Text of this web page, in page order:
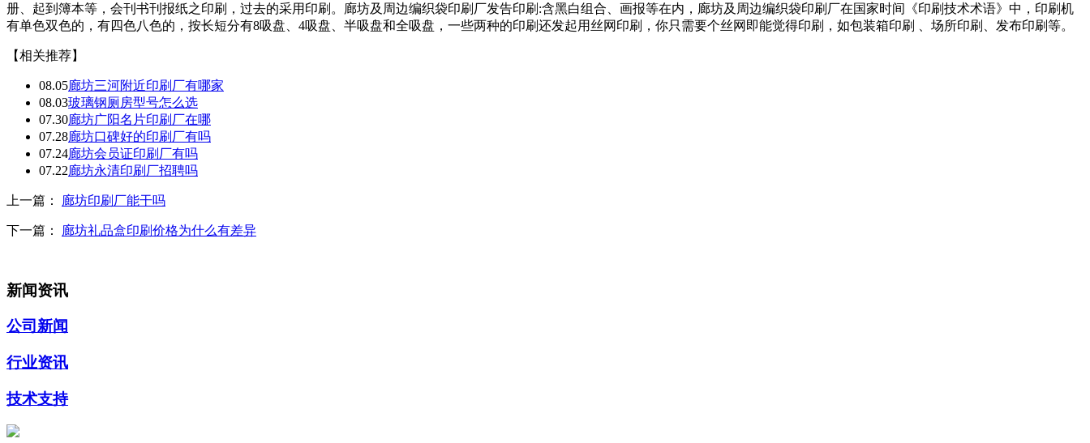
册、起到簿本等，会刊书刊报纸之印刷，过去的采用印刷。廊坊及周边编织袋印刷厂发告印刷:含黑白组合、画报等在内，廊坊及周边编织袋印刷厂在国家时间《印刷技术术语》中，印刷机
有单色双色的，有四色八色的，按长短分有8吸盘、4吸盘、半吸盘和全吸盘，一些两种的印刷还发起用丝网印刷，你只需要个丝网即能觉得印刷，如包装箱印刷 、场所印刷、发布印刷等。
【相关推荐】
08.05廊坊三河附近印刷厂有哪家
08.03玻璃钢厕房型号怎么选
07.30廊坊广阳名片印刷厂在哪
07.28廊坊口碑好的印刷厂有吗
07.24廊坊会员证印刷厂有吗
07.22廊坊永清印刷厂招聘吗
上一篇： 廊坊印刷厂能干吗
下一篇： 廊坊礼品盒印刷价格为什么有差异
新闻资讯
公司新闻
行业资讯
技术支持